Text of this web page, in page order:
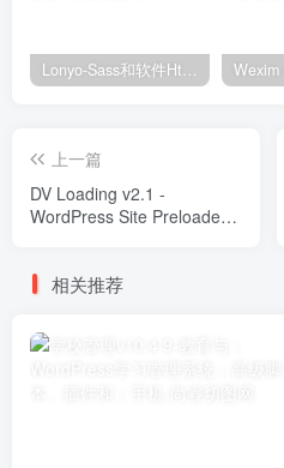
Lonyo-Sass和软件Html模板
上一篇
DV Loading v2.1 -
WordPress Site Preloader
相关推荐